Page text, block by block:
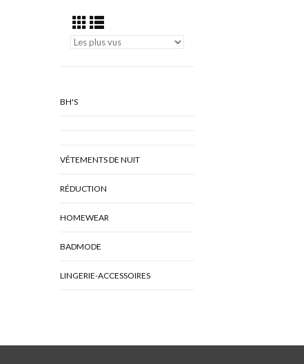
BH'S
VÊTEMENTS DE NUIT
RÉDUCTION
HOMEWEAR
BADMODE
LINGERIE-ACCESSOIRES